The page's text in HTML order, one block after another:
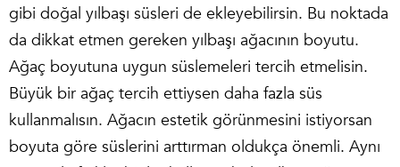
gibi doğal yılbaşı süsleri de ekleyebilirsin. Bu noktada
da dikkat etmen gereken yılbaşı ağacının boyutu.
Ağaç boyutuna uygun süslemeleri tercih etmelisin.
Büyük bir ağaç tercih ettiysen daha fazla süs
kullanmalısın. Ağacın estetik görünmesini istiyorsan
boyuta göre süslerini arttırman oldukça önemli. Aynı